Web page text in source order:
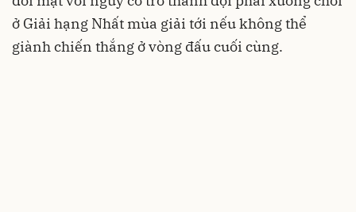
ở Giải hạng Nhất mùa giải tới nếu không thể
giành chiến thắng ở vòng đấu cuối cùng.